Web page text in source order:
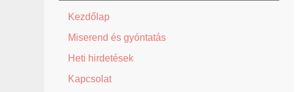
Kezdőlap
Miserend és gyóntatás
Heti hirdetések
Kapcsolat